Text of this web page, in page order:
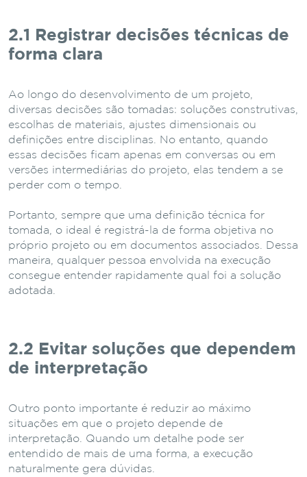
2.1 Registrar decisões técnicas de
forma clara
Ao longo do desenvolvimento de um projeto,
diversas decisões são tomadas: soluções construtivas,
escolhas de materiais, ajustes dimensionais ou
definições entre disciplinas. No entanto, quando
essas decisões ficam apenas em conversas ou em
versões intermediárias do projeto, elas tendem a se
perder com o tempo.
Portanto, sempre que uma definição técnica for
tomada, o ideal é registrá-la de forma objetiva no
próprio projeto ou em documentos associados. Dessa
maneira, qualquer pessoa envolvida na execução
consegue entender rapidamente qual foi a solução
adotada.
2.2 Evitar soluções que dependem
de interpretação
Outro ponto importante é reduzir ao máximo
situações em que o projeto depende de
interpretação. Quando um detalhe pode ser
entendido de mais de uma forma, a execução
naturalmente gera dúvidas.